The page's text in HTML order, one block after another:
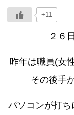
+11
２６
昨年は職員(女
その後手
パソコンが打